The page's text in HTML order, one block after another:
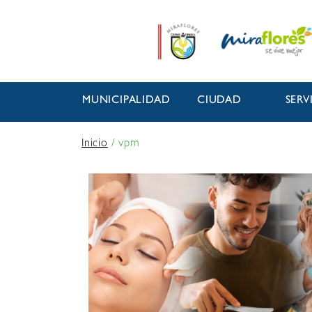
MUNICIPALIDAD CIUDAD
Inicio/vpm